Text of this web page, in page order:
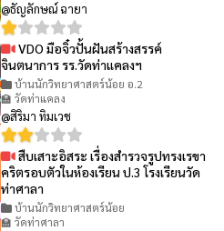
@ธัญลักษณ์ ฉายา
VDO มือจิ๋วปั้นฝันสร้างสรรค์
จินตนาการ รร.วัดท่าแคลงฯ
บ้านนักวิทยาศาสตร์น้อย อ.2
🏫 วัดท่าแคลง
@สิริมา ทิมเวช
สืบเสาะอิสระ เรื่องสำรวจรูปทรงเรขา
คริตรอบตัวในห้องเรียน ป.3 โรงเรียนวัด
ท่าศาลา
บ้านนักวิทยาศาสตร์น้อย
🏫 วัดท่าศาลา